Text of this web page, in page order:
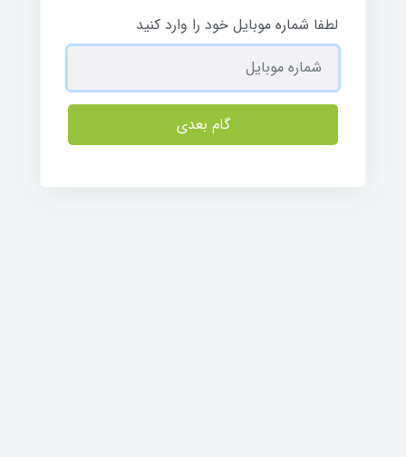
لطفا شماره موبایل خود را وارد کنید
گام بعدی